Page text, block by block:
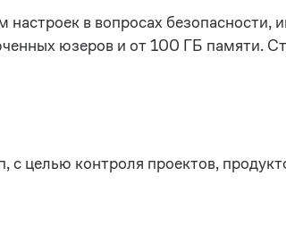
в вопросах безопасности,
юзеров и от 100 ГБ памяти.
с целью контроля проектов,